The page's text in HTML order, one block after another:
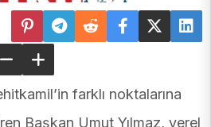
farklı noktalarına
Başkan Umut Yılmaz, yerel